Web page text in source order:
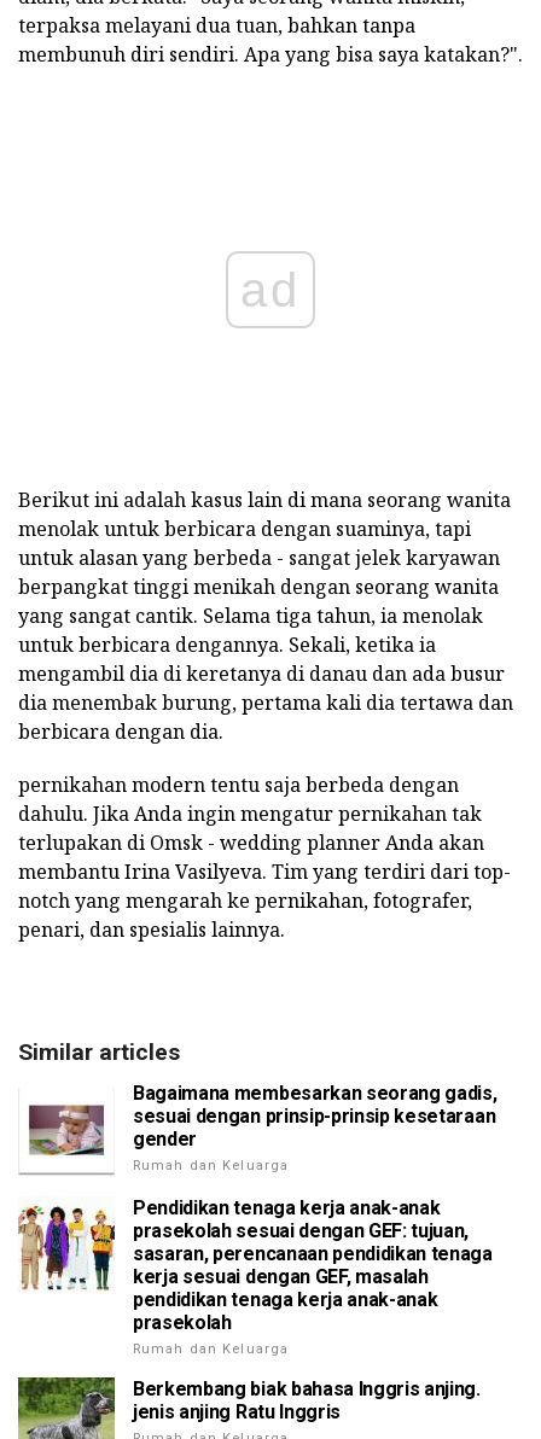
terpaksa melayani dua tuan, bahkan tanpa
membunuh diri sendiri. Apa yang bisa saya katakan?".
ad
Berikut ini adalah kasus lain di mana seorang wanita
menolak untuk berbicara dengan suaminya, tapi
untuk alasan yang berbeda - sangat jelek karyawan
berpangkat tinggi menikah dengan seorang wanita
yang sangat cantik. Selama tiga tahun, ia menolak
untuk berbicara dengannya. Sekali, ketika ia
mengambil dia di keretanya di danau dan ada busur
dia menembak burung, pertama kali dia tertawa dan
berbicara dengan dia.
pernikahan modern tentu saja berbeda dengan
dahulu. Jika Anda ingin mengatur pernikahan tak
terlupakan di Omsk - wedding planner Anda akan
membantu Irina Vasilyeva. Tim yang terdiri dari top-
notch yang mengarah ke pernikahan, fotografer,
penari, dan spesialis lainnya.
Similar articles
Bagaimana membesarkan seorang gadis,
sesuai dengan prinsip-prinsip kesetaraan
gender
Rumah dan Keluarga
Pendidikan tenaga kerja anak-anak
prasekolah sesuai dengan GEF: tujuan,
sasaran, perencanaan pendidikan tenaga
kerja sesuai dengan GEF, masalah
pendidikan tenaga kerja anak-anak
prasekolah
Rumah dan Keluarga
Berkembang biak bahasa Inggris anjing.
jenis anjing Ratu Inggris